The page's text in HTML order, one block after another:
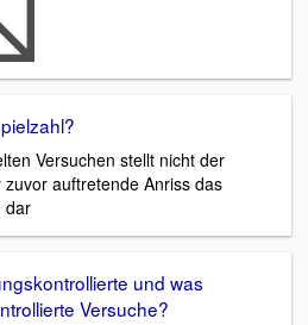
Versuchen stellt nicht der
auftretende Anriss das
dar
und was
Versuche?